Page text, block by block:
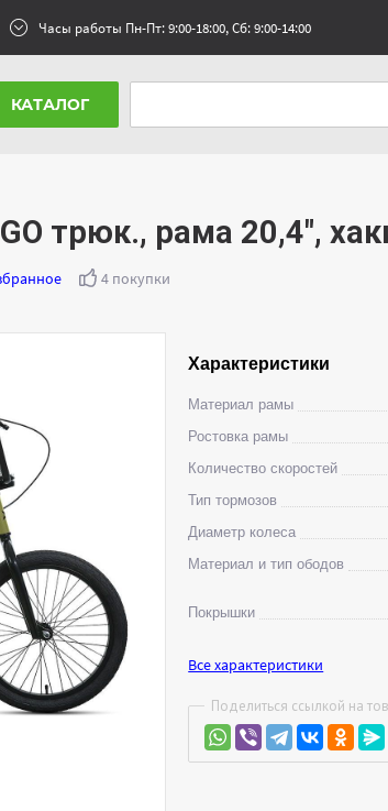
Часы работы Пн-Пт: 9:00-18:00, Сб: 9:00-14:00
КАТАЛОГ
трюк., рама 20,4",
4 покупки
Характеристики
Материал рамы
Ростовкa рамы
Количество скоростей
Тип тормозов
Диаметр колеса
Материал и тип ободов
Покрышки
Все характеристики
Поделиться ссылкой на